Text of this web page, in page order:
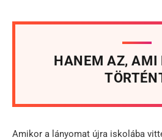
HANEM AZ, AMI
Amikor a lányomat újra iskolába